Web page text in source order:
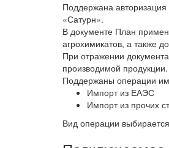
Поддержана
«Сатурн».
В документе План
агрохимикатов, а также
При отражении документа
производимой продукции.
Поддержаны операции
Импорт из ЕАЭС
Импорт из прочих
Вид операции